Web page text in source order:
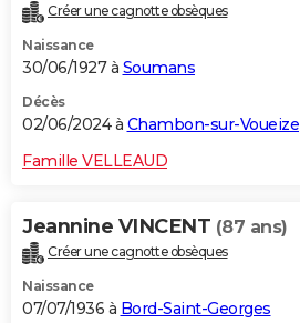
Créer une cagnotte obsèques
Naissance
30/06/1927 à Soumans
Décès
02/06/2024 à Chambon-sur-Voueize
Famille VELLEAUD
Jeannine VINCENT (87 ans)
Créer une cagnotte obsèques
Naissance
07/07/1936 à Bord-Saint-Georges